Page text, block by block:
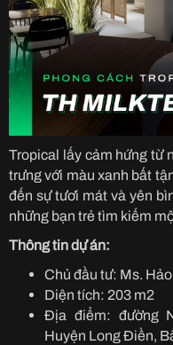
Tropical lấy cảm hứng từ
trưng với màu xanh bất
đến sự tươi mát và yên
những bạn trẻ tìm kiếm
Thông tin dự án:
Chủ đầu tư: Ms. Hảo
Diện tích: 203 m2
Địa điểm: đường
Huyện Long Điền,